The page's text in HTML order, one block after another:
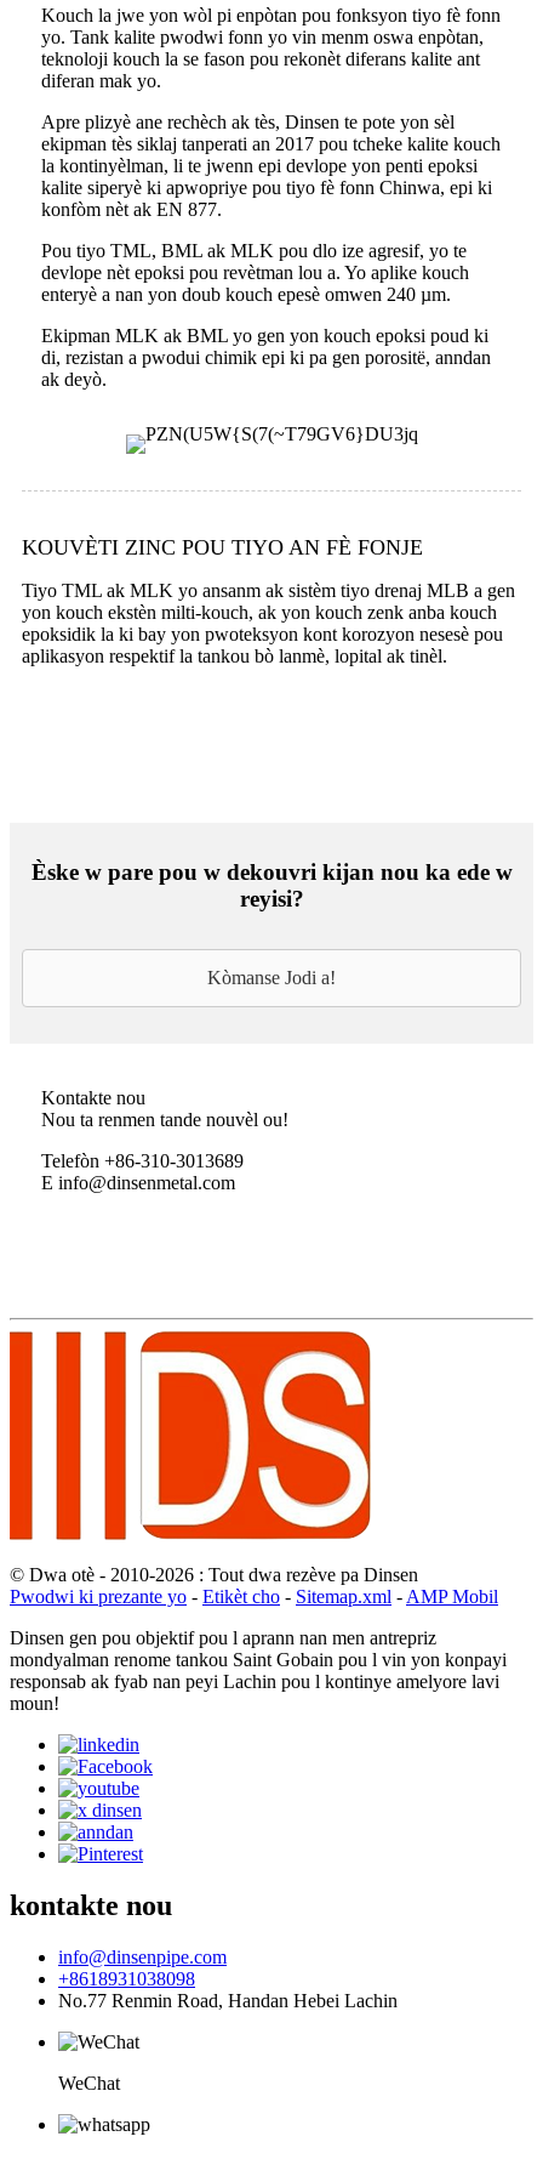
Kouch la jwe yon wòl pi enpòtan pou fonksyon tiyo fè fonn
yo. Tank kalite pwodwi fonn yo vin menm oswa enpòtan,
teknoloji kouch la se fason pou rekonèt diferans kalite ant
diferan mak yo.
Apre plizyè ane rechèch ak tès, Dinsen te pote yon sèl
ekipman tès siklaj tanperati an 2017 pou tcheke kalite kouch
la kontinyèlman, li te jwenn epi devlope yon penti epoksi
kalite siperyè ki apwopriye pou tiyo fè fonn Chinwa, epi ki
konfòm nèt ak EN 877.
Pou tiyo TML, BML ak MLK pou dlo ize agresif, yo te
devlope nèt epoksi pou revètman lou a. Yo aplike kouch
enteryè a nan yon doub kouch epesè omwen 240 µm.
Ekipman MLK ak BML yo gen yon kouch epoksi poud ki
di, rezistan a pwodui chimik epi ki pa gen porositë, anndan
ak deyò.
KOUVÈTI ZINC POU TIYO AN FÈ FONJE
Tiyo TML ak MLK yo ansanm ak sistèm tiyo drenaj MLB a gen
yon kouch ekstèn milti-kouch, ak yon kouch zenk anba kouch
epoksidik la ki bay yon pwoteksyon kont korozyon nesesè pou
aplikasyon respektif la tankou bò lanmè, lopital ak tinèl.
Èske w pare pou w dekouvri kijan nou ka ede w
reyisi?
Kòmanse Jodi a!
Kontakte nou
Nou ta renmen tande nouvèl ou!
Telefòn +86-310-3013689
E info@dinsenmetal.com
© Dwa otè - 2010-2026 : Tout dwa rezève pa Dinsen
Pwodwi ki prezante yo - Etikèt cho - Sitemap.xml - AMP Mobil
Dinsen gen pou objektif pou l aprann nan men antrepriz
mondyalman renome tankou Saint Gobain pou l vin yon konpayi
responsab ak fyab nan peyi Lachin pou l kontinye amelyore lavi
moun!
kontakte nou
info@dinsenpipe.com
+8618931038098
No.77 Renmin Road, Handan Hebei Lachin
WeChat